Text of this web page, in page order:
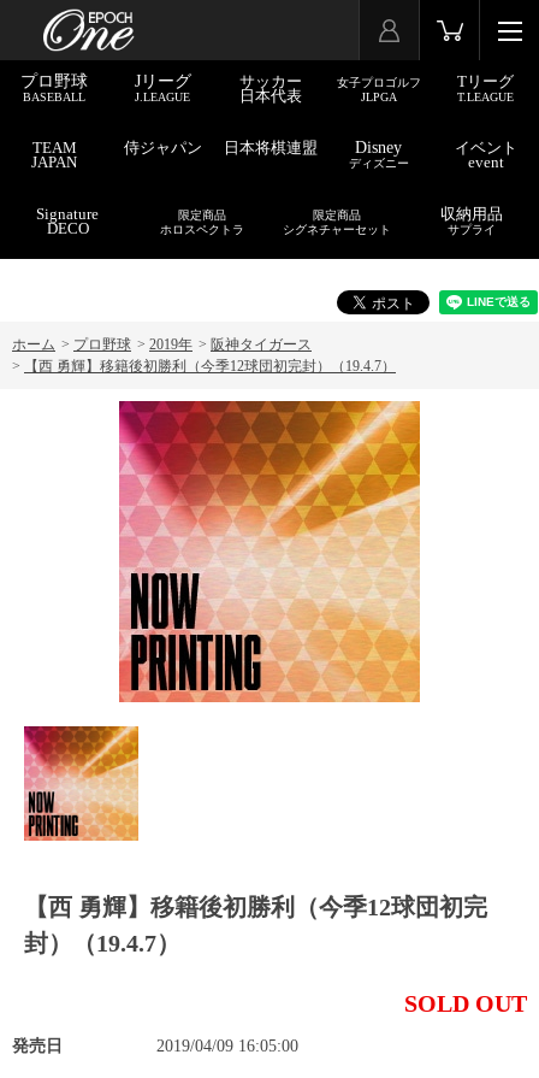
プロ野球
BASEBALL
Jリーグ
J.LEAGUE
サッカー
日本代表
女子プロゴルフ
JLPGA
Tリーグ
T.LEAGUE
TEAM
JAPAN
侍ジャパン 日本将棋連盟 Disney
ディズニー
イベント
event
Signature
DECO
限定商品
ホロスペクトラ
限定商品
シグネチャーセット
収納用品
サプライ
ホーム > プロ野球 > 2019年 > 阪神タイガース
>
【西 勇輝】移籍後初勝利（今季12球団初完封）（19.4.7）
【西 勇輝】移籍後初勝利（今季12球団初完
封）（19.4.7）
SOLD OUT
発売日 2019/04/09 16:05:00